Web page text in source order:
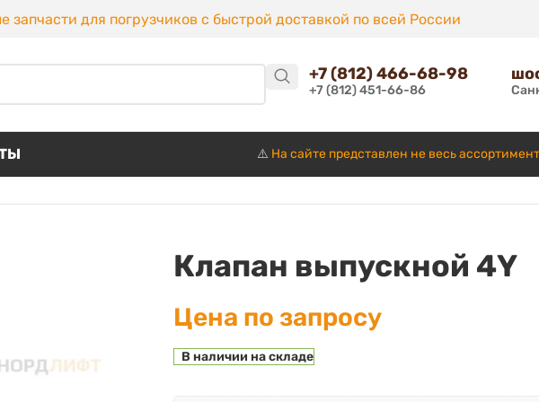
запчасти для погрузчиков с быстрой доставкой по всей России
+7 (812) 466-68-98
+7 (812) 451-66-86
⚠️ На сайте представлен не весь
Клапан выпускной 4Y
Цена по запросу
В наличии на складе